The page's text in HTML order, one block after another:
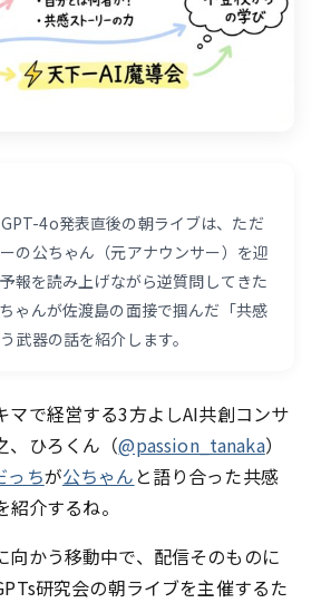
4o発表直後の朝ライブは、ただ
の公ちゃん（元アナウンサー）を迎
報を読み上げながら逆質問してきた
ゃんが佐渡島の面接で掴んだ「共感
武器の話を紹介します。
マで経営する3方よしAI共創コンサ
、ひろくん（@passion_tanaka）
っちが公ちゃん と語り合った共感
介するね。
向かう移動中で、配信そのものに
研究会の朝ライブを主催するた